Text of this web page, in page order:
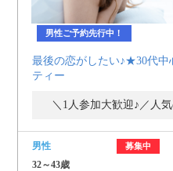
男性ご予約先行中！
最後の恋がしたい♪★30代
ティー
＼1人参加大歓迎♪／人
男性 募集中
32～43歳